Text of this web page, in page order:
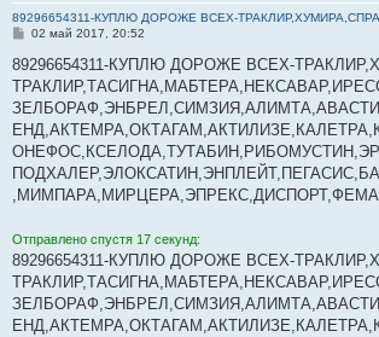
89296654311-КУПЛЮ ДОРОЖЕ ВСЕХ-
С
о
щ
е
и
е
02 май 2017, 20:52
89296654311-КУПЛЮ ДОРОЖЕ ВСЕХ-
Отправлено спустя 17 секунд:
89296654311-КУПЛЮ ДОРОЖЕ ВСЕХ-